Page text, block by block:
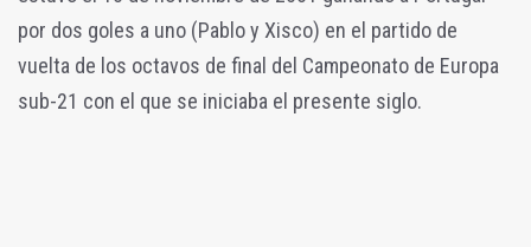
por dos goles a uno (Pablo y Xisco) en el partido de
vuelta de los octavos de final del Campeonato de Europa
sub-21 con el que se iniciaba el presente siglo.